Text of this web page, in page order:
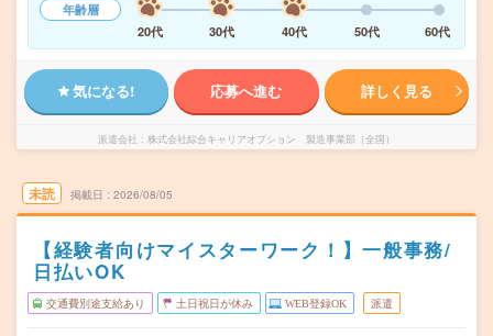
年齢層
20代
30代 40代 50代 60代
気になる! 応募へ進む 詳しく見る
派遣会社 株式会社綜合キャリアオプション 製造事業部（全国）
未読 掲載日 2026/08/05
【経験者向けマイスターワーク！】一般事務/
日払いOK
交通費別途支給あり 土日祝日が休み WEB登録OK 派遣